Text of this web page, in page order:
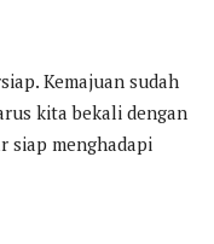
Kemajuan sudah
kita bekali dengan
siap menghadapi